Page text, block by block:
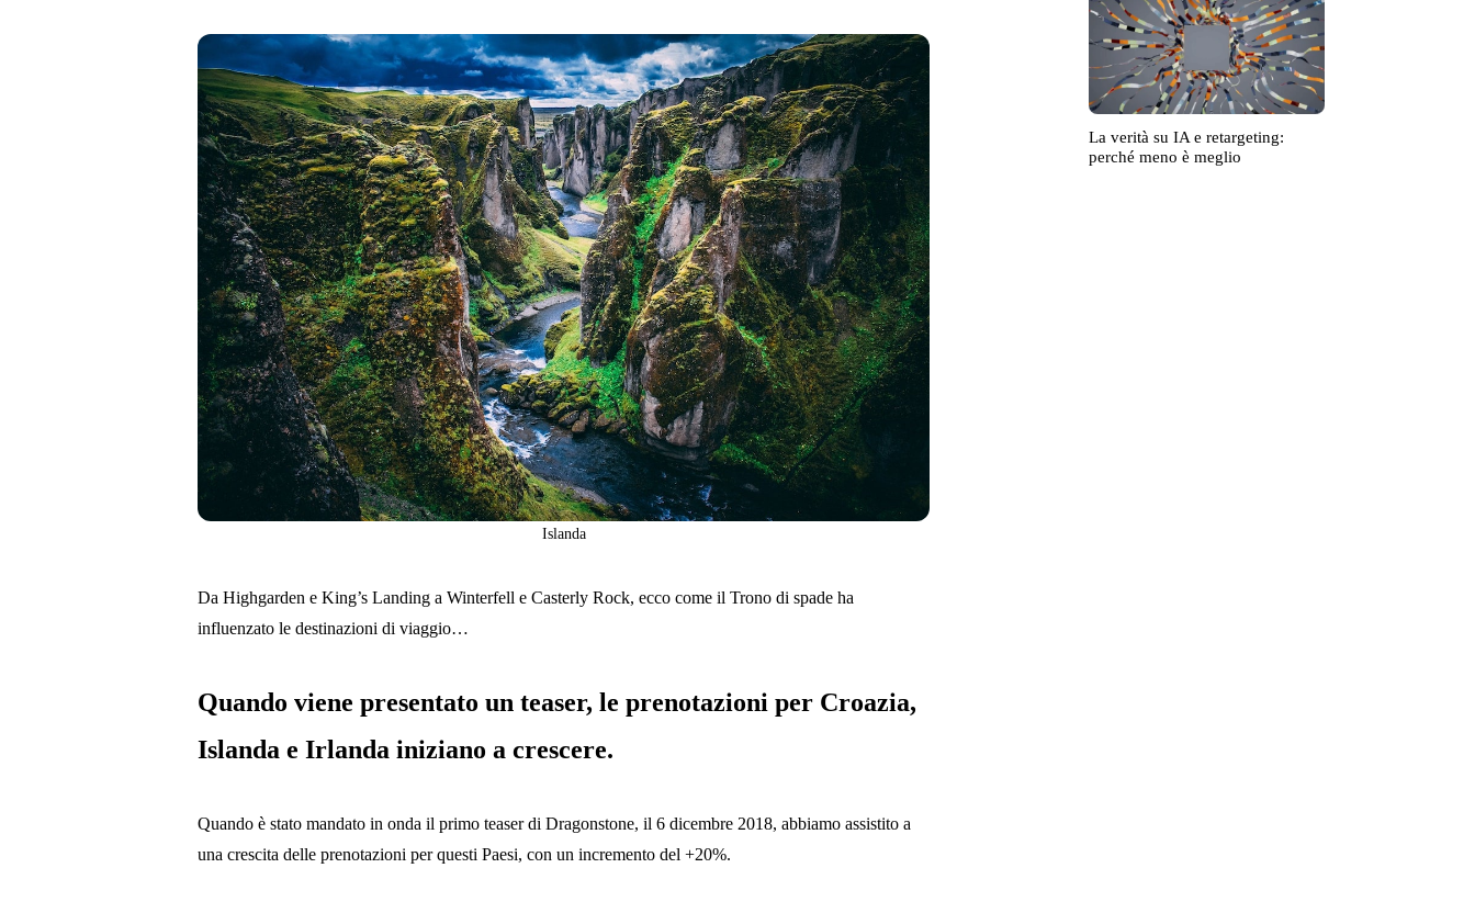
Islanda
Da Highgarden e King’s Landing a Winterfell e Casterly Rock, ecco come il Trono di spade ha
influenzato le destinazioni di viaggio…
Quando viene presentato un teaser, le prenotazioni per Croazia,
Islanda e Irlanda iniziano a crescere.
Quando è stato mandato in onda il primo teaser di Dragonstone, il 6 dicembre 2018, abbiamo assistito a
una crescita delle prenotazioni per questi Paesi, con un incremento del +20%.
La verità su IA e retargeting:
perché meno è meglio